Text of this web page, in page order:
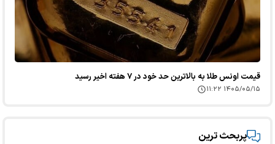
قیمت اونس طلا به بالاترین حد خود در ۷ هفته اخیر رسید
۱۴۰۵/۰۵/۱۵ ۱۱:۲۲
پربحث ترین